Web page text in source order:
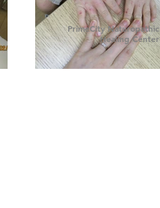
PrimeCity Naturopathic
Healing Center